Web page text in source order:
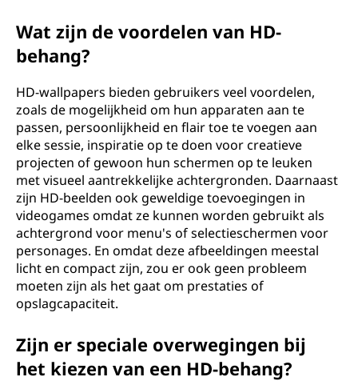
Wat zijn de voordelen van HD-
behang?
HD-wallpapers bieden gebruikers veel voordelen,
zoals de mogelijkheid om hun apparaten aan te
passen, persoonlijkheid en flair toe te voegen aan
elke sessie, inspiratie op te doen voor creatieve
projecten of gewoon hun schermen op te leuken
met visueel aantrekkelijke achtergronden. Daarnaast
zijn HD-beelden ook geweldige toevoegingen in
videogames omdat ze kunnen worden gebruikt als
achtergrond voor menu's of selectieschermen voor
personages. En omdat deze afbeeldingen meestal
licht en compact zijn, zou er ook geen probleem
moeten zijn als het gaat om prestaties of
opslagcapaciteit.
Zijn er speciale overwegingen bij
het kiezen van een HD-behang?